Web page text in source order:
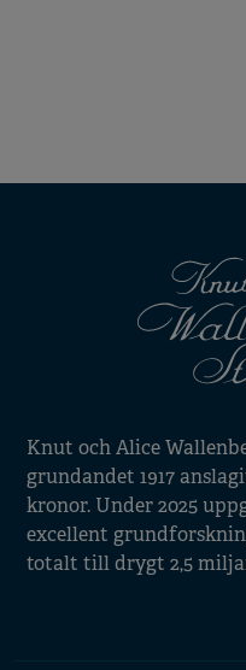
Knut och Alice
grundandet 1917
kronor. Under 2025
excellent
totalt till drygt 2,5